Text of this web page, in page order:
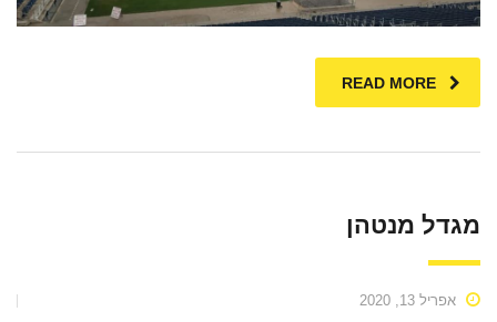
READ MORE
מגדל מנטהן
אפריל 13, 2020